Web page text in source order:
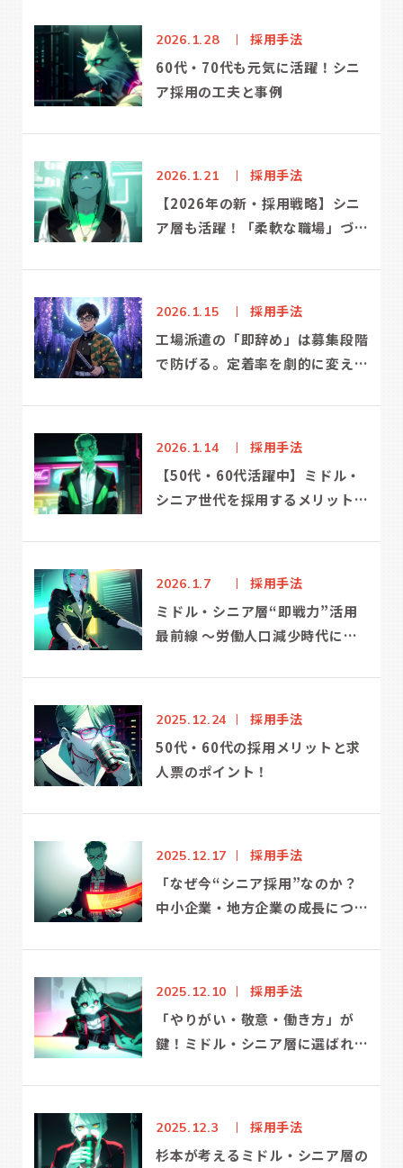
2026.1.28 採用手法
60代・70代も元気に活躍！シニ
ア採用の工夫と事例
2026.1.21 採用手法
【2026年の新・採用戦略】シニ
ア層も活躍！「柔軟な職場」づく
2026.1.15 採用手法
工場派遣の「即辞め」は募集段階
で防げる。定着率を劇的に変え
2026.1.14 採用手法
【50代・60代活躍中】ミドル・
シニア世代を採用するメリットと
2026.1.7 採用手法
ミドル・シニア層“即戦力”活用
最前線 〜労働人口減少時代に、
とは〜
2025.12.24 採用手法
50代・60代の採用メリットと求
人票のポイント！
2025.12.17 採用手法
「なぜ今“シニア採用”なのか？
中小企業・地方企業の成長につな
2025.12.10 採用手法
「やりがい・敬意・働き方」が
鍵！ミドル・シニア層に選ばれる
2025.12.3 採用手法
杉本が考えるミドル・シニア層の